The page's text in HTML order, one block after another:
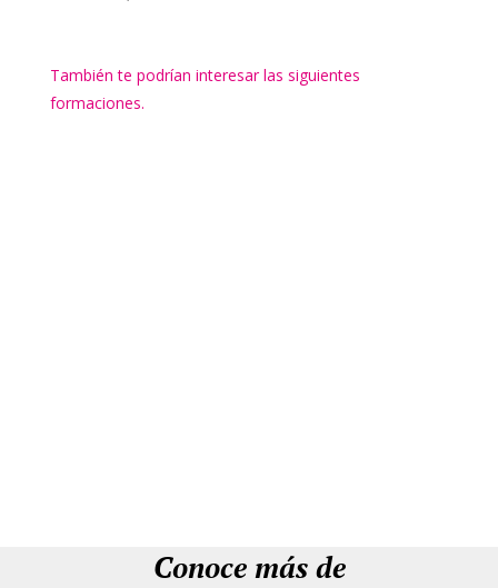
También te podrían interesar las siguientes
formaciones.
Conoce más de